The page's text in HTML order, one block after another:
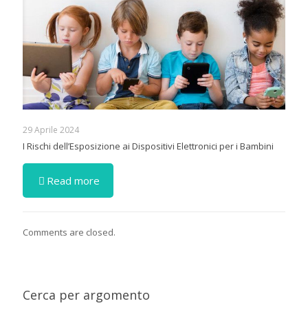
29 Aprile 2024
I Rischi dell’Esposizione ai Dispositivi Elettronici per i Bambini
Read more
Comments are closed.
Cerca per argomento